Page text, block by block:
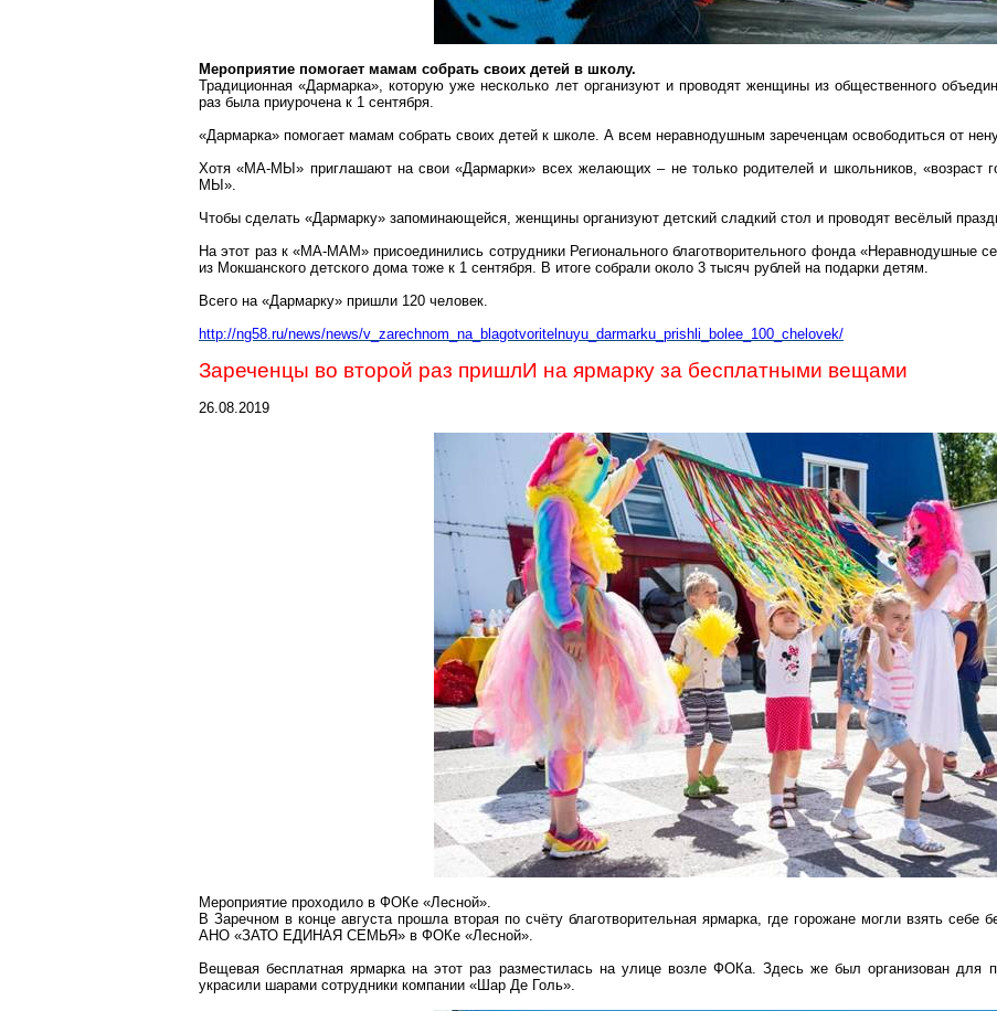
Мероприятие помогает мамам собрать своих детей в школу.
Традиционная «Дармарка»,которую уже несколько лет организуют и проводят женщины из общественного
раз была приурочена к 1 сентября.
«Дармарка» помогает мамам собрать своих детей к школе. А всем неравнодушным зареченцам освободиться от
Хотя «МА-МЫ» приглашают на свои «Дармарки» всех желающих – не только родителей и школьников, «возраст
МЫ».
Чтобы сделать «Дармарку» запоминающейся, женщины организуют детский сладкий стол и проводят весёлый
На этот раз к «МА-МАМ» присоединились сотрудники Регионального благотворительного фонда «Неравнодушные
из Мокшанского детского дома тоже к 1 сентября. В итоге собрали около 3 тысяч рублей на подарки детям.
Всего на «Дармарку» пришли 120 человек.
http://ng58.ru/news/news/v_zarechnom_na_blagotvoritelnuyu_darmarku_prishli_bolee_100_chelovek/
Зареченцы во второй раз пришлИ на ярмарку за бесплатными вещами
26.08.2019
Мероприятие проходило в ФОКе «Лесной».
В Заречном в конце августа прошла вторая по счёту благотворительная ярмарка, где горожане могли взять
АНО «ЗАТО ЕДИНАЯ СЕМЬЯ» в ФОКе «Лесной».
Вещевая бесплатная ярмарка на этот раз разместилась на улице возле ФОКа. Здесь же был организован для
украсили шарами сотрудники компании «Шар Де Голь».